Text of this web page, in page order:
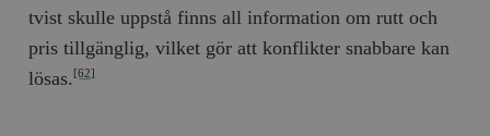
tvist skulle uppstå finns all information om rutt och
pris tillgänglig, vilket gör att konflikter snabbare kan
lösas. [62]